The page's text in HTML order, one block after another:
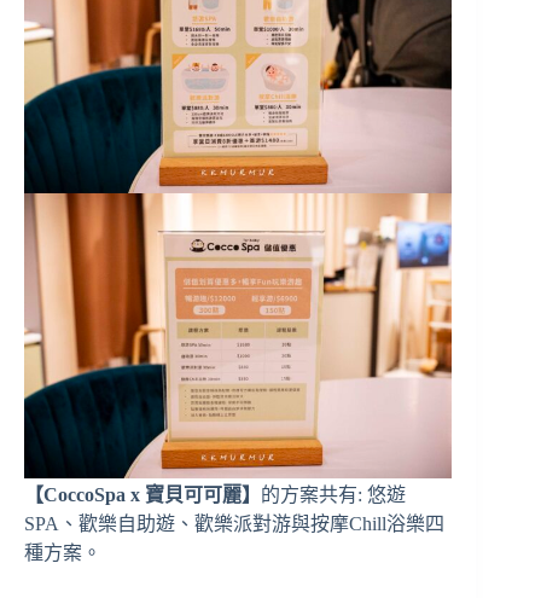
【CoccoSpa x 寶貝可可麗】 的方案共有: 悠遊
SPA、歡樂自助遊、歡樂派對游與按摩Chill浴樂四
種方案。